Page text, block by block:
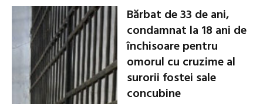
Bărbat de 33 de ani,
condamnat la 18 ani de
închisoare pentru
omorul cu cruzime al
surorii fostei sale
concubine